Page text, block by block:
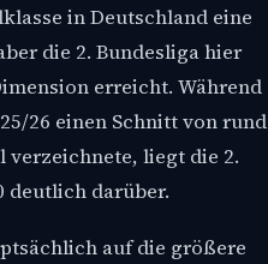
in Deutschland eine
die 2. Bundesliga hier
erreicht. Während
26 einen Schnitt von rund
verzeichnete, liegt die 2.
deutlich darüber.
auf die größere